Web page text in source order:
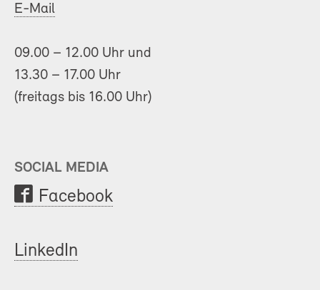
E-Mail
09.00 – 12.00 Uhr und
13.30 – 17.00 Uhr
(freitags bis 16.00 Uhr)
SOCIAL MEDIA
Facebook
LinkedIn